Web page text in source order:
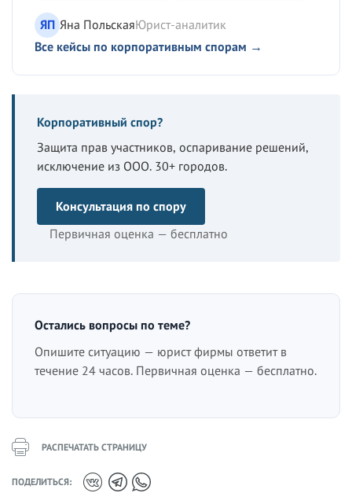
ЯП Яна ПольскаяЮрист-аналитик
Все кейсы по корпоративным спорам →
Корпоративный спор?
Защита прав участников, оспаривание решений,
исключение из ООО. 30+ городов.
Консультация по спору
Первичная оценка — бесплатно
Остались вопросы по теме?
Опишите ситуацию — юрист фирмы ответит в
течение 24 часов. Первичная оценка — бесплатно.
РАСПЕЧАТАТЬ СТРАНИЦУ
ПОДЕЛИТЬСЯ: